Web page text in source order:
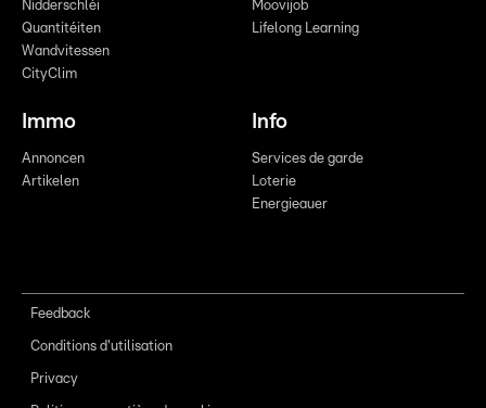
Nidderschléi
Quantitéiten
Wandvitessen
CityClim
Moovijob
Lifelong Learning
Immo
Annoncen
Artikelen
Info
Services de garde
Loterie
Energieauer
Feedback
Conditions d'utilisation
Privacy